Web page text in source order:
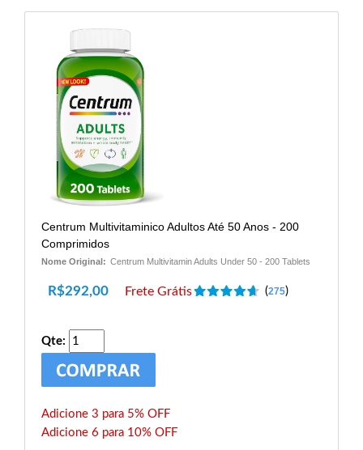
Centrum Multivitaminico Adultos Até 50 Anos - 200
Comprimidos
Nome Original: Centrum Multivitamin Adults Under 50 - 200 Tablets
R$292,00 Frete Grátis (275)
Qte:
Adicione 3 para 5% OFF
Adicione 6 para 10% OFF